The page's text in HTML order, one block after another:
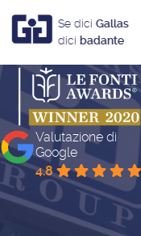
Se dici Gallas
dici badante
Valutazione di
Google
4.8